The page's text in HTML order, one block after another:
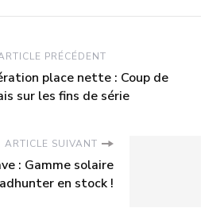
PRÉCÉDENT
place nette : Coup de
sur les fins de série
ARTICLE SUIVANT
: Gamme solaire
en stock !